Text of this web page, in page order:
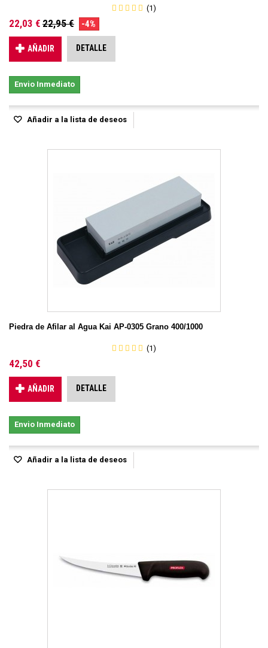
(1)
22,03 € 22,95 € -4%
AÑADIR DETALLE
Envio Inmediato
Añadir a la lista de deseos
Piedra de Afilar al Agua Kai AP-0305 Grano 400/1000
(1)
42,50 €
AÑADIR DETALLE
Envio Inmediato
Añadir a la lista de deseos